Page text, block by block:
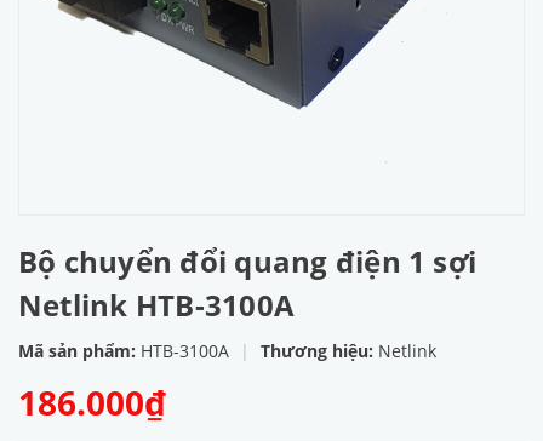
Bộ chuyển đổi quang điện 1 sợi
Netlink HTB-3100A
Mã sản phẩm: HTB-3100A | Thương hiệu: Netlink
186.000₫